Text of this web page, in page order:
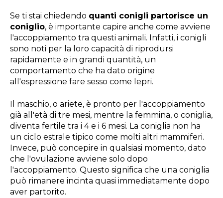
Se ti stai chiedendo quanti conigli partorisce un
coniglio, è importante capire anche come avviene
l'accoppiamento tra questi animali. Infatti, i conigli
sono noti per la loro capacità di riprodursi
rapidamente e in grandi quantità, un
comportamento che ha dato origine
all'espressione fare sesso come lepri.
Il maschio, o ariete, è pronto per l'accoppiamento
già all'età di tre mesi, mentre la femmina, o coniglia,
diventa fertile tra i 4 e i 6 mesi. La coniglia non ha
un ciclo estrale tipico come molti altri mammiferi.
Invece, può concepire in qualsiasi momento, dato
che l'ovulazione avviene solo dopo
l'accoppiamento. Questo significa che una coniglia
può rimanere incinta quasi immediatamente dopo
aver partorito.